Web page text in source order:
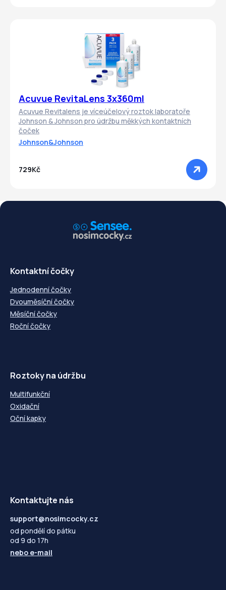
Acuvue RevitaLens 3x360ml
Acuvue Revitalens je víceúčelový roztok laboratoře
Johnson & Johnson pro údržbu měkkých kontaktních
čoček
Johnson&Johnson
729Kč
Kontaktní čočky
Jednodenní čočky
Dvouměsíční čočky
Měsíční čočky
Roční čočky
Roztoky na údržbu
Multifunkční
Oxidační
Oční kapky
Kontaktujte nás
support@nosimcocky.cz
od pondělí do pátku
od 9 do 17h
nebo e-mail